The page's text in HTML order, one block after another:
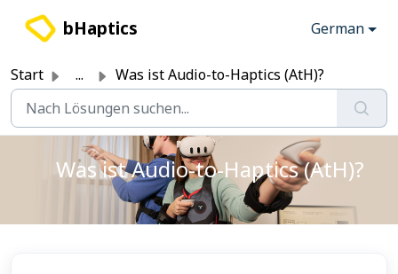
bHaptics German
Start ... Was ist Audio-to-Haptics (AtH)?
Was ist Audio-to-Haptics (AtH)?